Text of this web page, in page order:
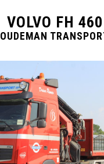
VOLVO FH 460
OUDEMAN